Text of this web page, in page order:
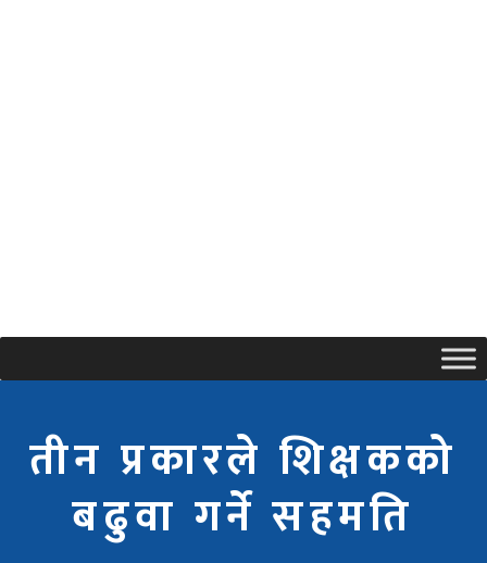
तीन प्रकारले शिक्षकको
बढुवा गर्ने सहमति